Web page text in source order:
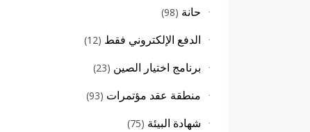
حانة (
98
)
الدفع الإلكتروني فقط (
12
)
برنامج اختيار الصين (
23
)
منطقة عقد مؤتمرات (
93
)
شهادة البيئة (
75
)